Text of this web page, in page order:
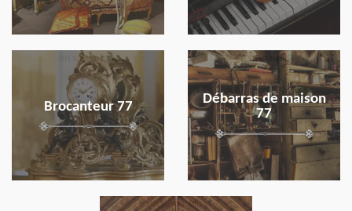
Brocanteur 77
en savoir plus
Débarras de maison
77
en savoir plus
en savoir plus